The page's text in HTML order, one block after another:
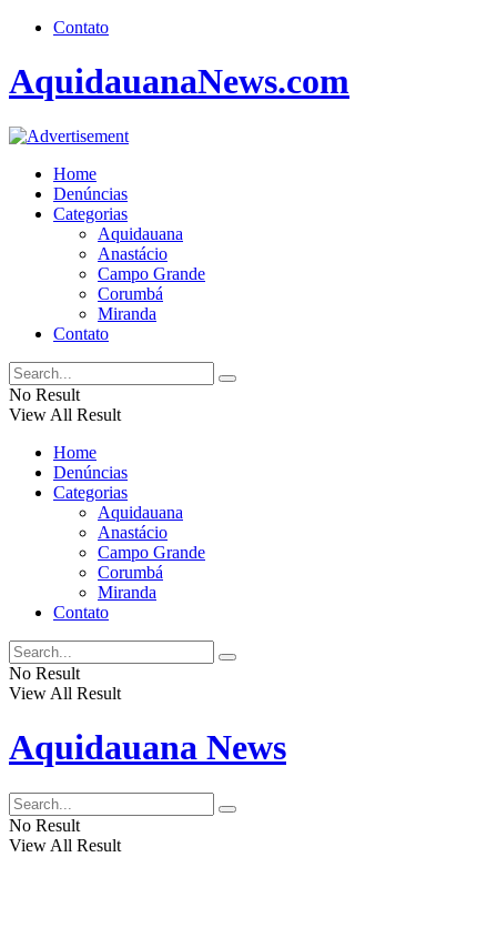
Contato
AquidauanaNews.com
Home
Denúncias
Categorias
Aquidauana
Anastácio
Campo Grande
Corumbá
Miranda
Contato
No Result
View All Result
Home
Denúncias
Categorias
Aquidauana
Anastácio
Campo Grande
Corumbá
Miranda
Contato
No Result
View All Result
Aquidauana News
No Result
View All Result